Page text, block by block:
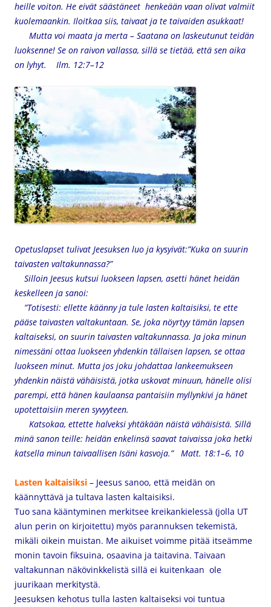
heille voiton. He eivät säästäneet henkeään vaan olivat valmiit
kuolemaankin. Iloitkaa siis, taivaat ja te taivaiden asukkaat!
Mutta voi maata ja merta – Saatana on laskeutunut teidän
luoksenne! Se on raivon vallassa, sillä se tietää, että sen aika
on lyhyt. Ilm. 12:7–12
Opetuslapset tulivat Jeesuksen luo ja kysyivät:”Kuka on suurin
taivasten valtakunnassa?”
Silloin Jeesus kutsui luokseen lapsen, asetti hänet heidän
keskelleen ja sanoi:
”Totisesti: ellette käänny ja tule lasten kaltaisiksi, te ette
pääse taivasten valtakuntaan. Se, joka nöyrtyy tämän lapsen
kaltaiseksi, on suurin taivasten valtakunnassa. Ja joka minun
nimessäni ottaa luokseen yhdenkin tällaisen lapsen, se ottaa
luokseen minut. Mutta jos joku johdattaa lankeemukseen
yhdenkin näistä vähäisistä, jotka uskovat minuun, hänelle olisi
parempi, että hänen kaulaansa pantaisiin myllynkivi ja hänet
upotettaisiin meren syvyyteen.
Katsokaa, ettette halveksi yhtäkään näistä vähäisistä. Sillä
minä sanon teille: heidän enkelinsä saavat taivaissa joka hetki
katsella minun taivaallisen Isäni kasvoja.” Matt. 18:1–6, 10
Lasten kaltaisiksi – Jeesus sanoo, että meidän on
käännyttävä ja tultava lasten kaltaisiksi.
Tuo sana kääntyminen merkitsee kreikankielessä (jolla UT
alun perin on kirjoitettu) myös parannuksen tekemistä,
mikäli oikein muistan. Me aikuiset voimme pitää itseämme
monin tavoin fiksuina, osaavina ja taitavina. Taivaan
valtakunnan näkövinkkelistä sillä ei kuitenkaan ole
juurikaan merkitystä.
Jeesuksen kehotus tulla lasten kaltaiseksi voi tuntua